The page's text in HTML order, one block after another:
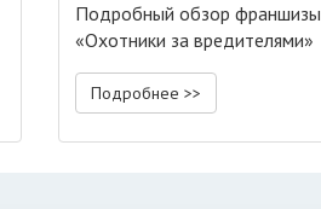
Подробный обзор франшизы
«Охотники за вредителями»
Подробнее >>